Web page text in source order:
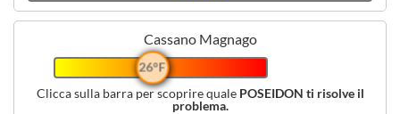
Cassano Magnago
26°F
Clicca sulla barra per scoprire quale POSEIDON ti risolve il
problema.